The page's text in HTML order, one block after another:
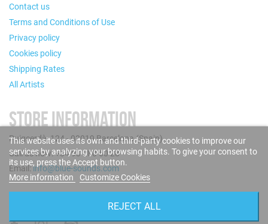
Contact us
Terms and Conditions of Use
Privacy policy
Cookies policy
Shipping Rates
All Artists
STORE INFORMATION
Puigcerdà, 124 - 08019 Barcelona (Spain)
Call us now: +34 93 280 60 28
Email:info@blue-sounds.com
This website uses its own and third-party cookies to improve our
services by analyzing your browsing habits. To give your consent to
its use, press the Accept button.
More information
Customize Cookies
REJECT ALL